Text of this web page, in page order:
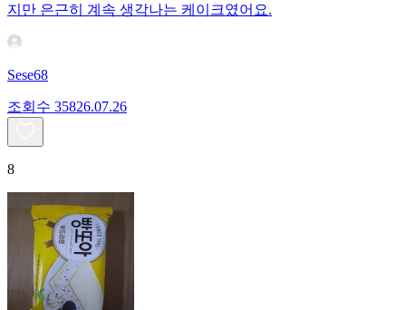
지만 은근히 계속 생각나는 케이크였어요.
Sese68
조회수 35826.07.26
8